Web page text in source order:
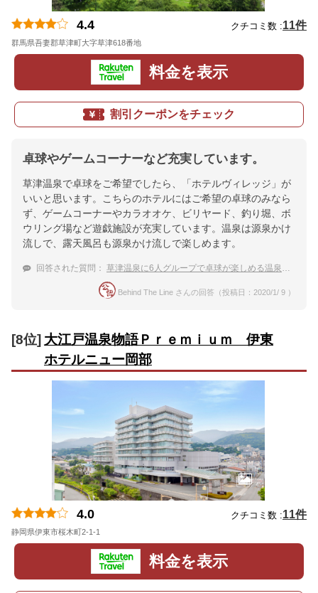
4.4 クチコミ数 :11件
群馬県吾妻郡草津町大字草津618番地
料金を表示
割引クーポンをチェック
卓球やゲームコーナーなど充実しています。
草津温泉で卓球をご希望でしたら、「ホテルヴィレッジ」が
いいと思います。こちらのホテルにはご希望の卓球のみなら
ず、ゲームコーナーやカラオオケ、ビリヤード、釣り堀、ボ
ウリング場など遊戯施設が充実しています。温泉は源泉かけ
流しで、露天風呂も源泉かけ流しで楽しめます。
回答された質問： 草津温泉に6人グループで卓球が楽しめる温泉宿はありますか？
Behind The Line さんの回答（投稿日：2020/1/ 9 ）
[8位] 大江戸温泉物語Ｐｒｅｍｉｕｍ 伊東
ホテルニュー岡部
4.0 クチコミ数 :11件
静岡県伊東市桜木町2-1-1
料金を表示